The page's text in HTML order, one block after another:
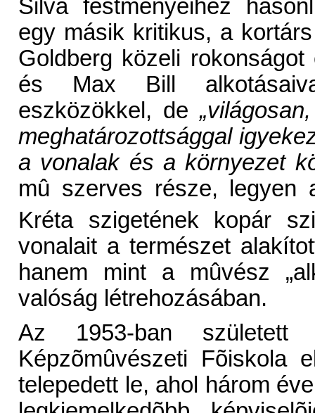
Silva festményeihez
egy másik kritikus, a
Goldberg közeli
és Max Bill
eszközökkel, de
meghatározottsággal
a vonalak és a környezet
mû szerves része, legyen
Kréta szigetének kopár
vonalait a természet
hanem mint a mûvész
valóság létrehozásában.
Az 1953-ban
Képzõmûvészeti Fõiskola
telepedett le, ahol három